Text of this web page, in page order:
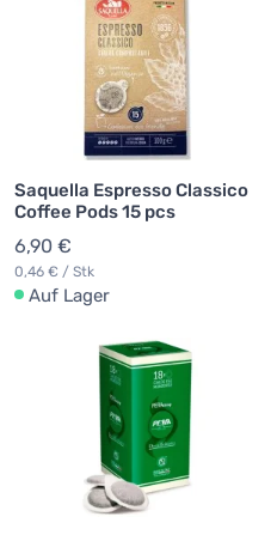
Saquella Espresso Classico
Coffee Pods 15 pcs
6,90 €
0,46 € / Stk
Auf Lager